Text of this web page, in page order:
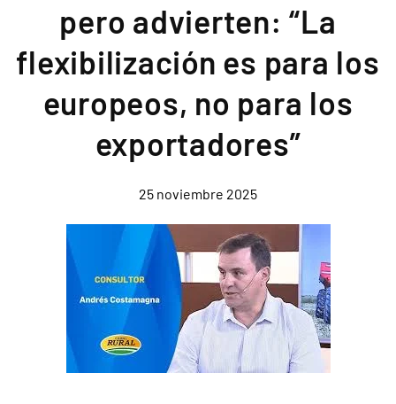
pero advierten: “La
flexibilización es para los
europeos, no para los
exportadores”
25 noviembre 2025